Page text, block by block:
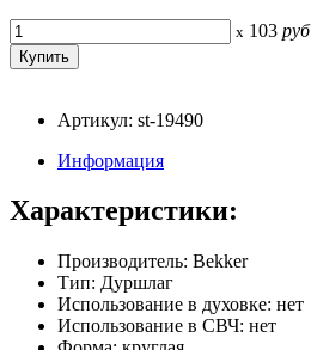
x 103 руб
Артикул: st-19490
Информация
Характеристики:
Производитель: Bekker
Тип: Дуршлаг
Использование в духовке: нет
Использование в СВЧ: нет